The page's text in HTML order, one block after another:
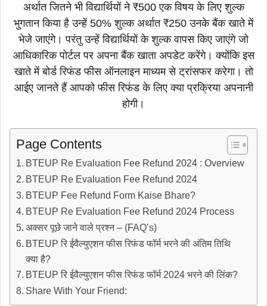
अर्थात जितने भी विद्यार्थियों ने ₹500 एक विषय के लिए शुल्क
भुगतान किया है उन्हें 50% शुल्क अर्थात ₹250 उनके बैंक खाते में
भेजे जाएंगे। परंतु उन्हें विद्यार्थियों के शुल्क वापस किए जाएंगे जो
आधिकारिक पोर्टल पर अपना बैंक खाता अपडेट करेंगे। क्योंकि इस
खाते में बोर्ड रिफंड फीस ऑनलाइन माध्यम से ट्रांसफर करेगा। तो
आईए जानते हैं आपको फीस रिफंड के लिए क्या प्रक्रिया अपनानी
होगी।
Page Contents
BTEUP Re Evaluation Fee Refund 2024 : Overview
BTEUP Re Evaluation Fee Refund 2024
BTEUP Fee Refund Form Kaise Bhare?
BTEUP Re Evaluation Fee Refund 2024 Process
अक्सर पूछे जाने वाले प्रश्न – (FAQ’s)
BTEUP रि ईवैल्युएशन फीस रिफंड फॉर्म भरने की अंतिम तिथि
क्या है?
BTEUP रि ईवैल्युएशन फीस रिफंड फॉर्म 2024 भरने की लिंक?
Share With Your Friend: